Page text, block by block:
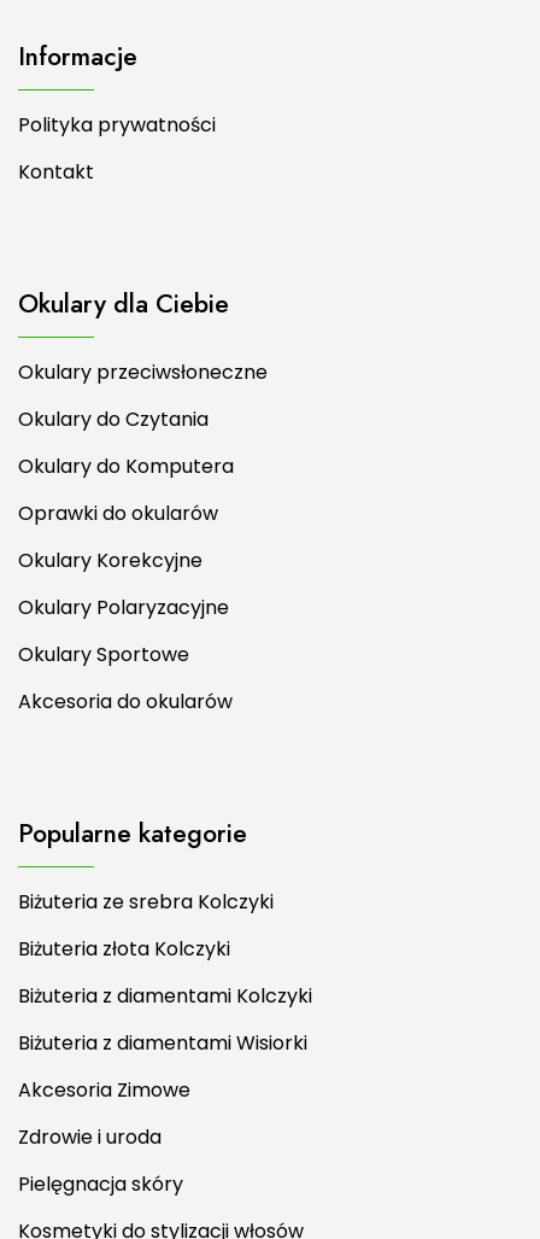
Informacje
Polityka prywatności
Kontakt
Okulary dla Ciebie
Okulary przeciwsłoneczne
Okulary do Czytania
Okulary do Komputera
Oprawki do okularów
Okulary Korekcyjne
Okulary Polaryzacyjne
Okulary Sportowe
Akcesoria do okularów
Popularne kategorie
Biżuteria ze srebra Kolczyki
Biżuteria złota Kolczyki
Biżuteria z diamentami Kolczyki
Biżuteria z diamentami Wisiorki
Akcesoria Zimowe
Zdrowie i uroda
Pielęgnacja skóry
Kosmetyki do stylizacji włosów